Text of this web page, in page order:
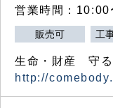
営業時間：10:00
販売可 工
生命・財産 守る
http://